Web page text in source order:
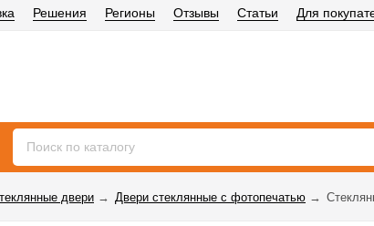
Решения Регионы Отзывы Статьи Для
двери → Двери стеклянные с фотопечатью →